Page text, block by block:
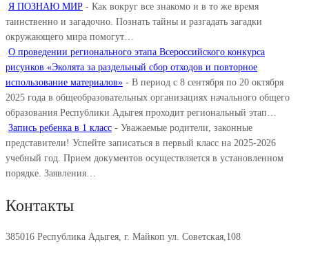
Я ПОЗНАЮ МИР - Как вокруг все знакомо и в то же время
таинственно и загадочно. Познать тайны и разгадать загадки
окружающего мира помогут…
О проведении регионального этапа Всероссийского конкурса
рисунков «Эколята за раздельный сбор отходов и повторное
использование материалов» - В период с 8 сентября по 20 октября
2025 года в общеобразовательных организациях начального общего
образования Республики Адыгея проходит региональный этап…
Запись ребенка в 1 класс - Уважаемые родители, законные
представители! Успейте записаться в первый класс на 2025-2026
учебный год. Прием документов осуществляется в установленном
порядке. Заявления…
Контакты
385016 Республика Адыгея, г. Майкоп ул. Советская,108